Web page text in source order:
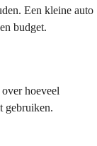
Een kleine auto
budget.
hoeveel
gebruiken.